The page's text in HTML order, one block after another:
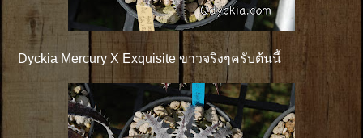
Dyckia Mercury X Exquisite ขาวจริงๆครับต้นนี้